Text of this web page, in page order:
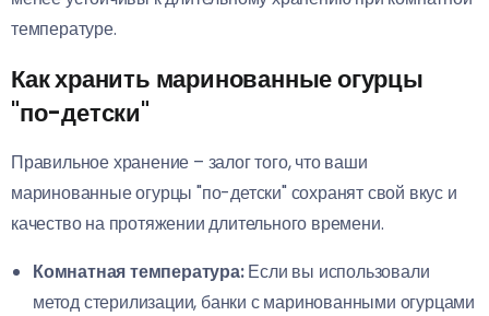
температуре.
Как хранить маринованные огурцы
"по-детски"
Правильное хранение – залог того, что ваши
маринованные огурцы "по-детски" сохранят свой вкус и
качество на протяжении длительного времени.
Комнатная температура:Если вы использовали
метод стерилизации, банки с маринованными огурцами